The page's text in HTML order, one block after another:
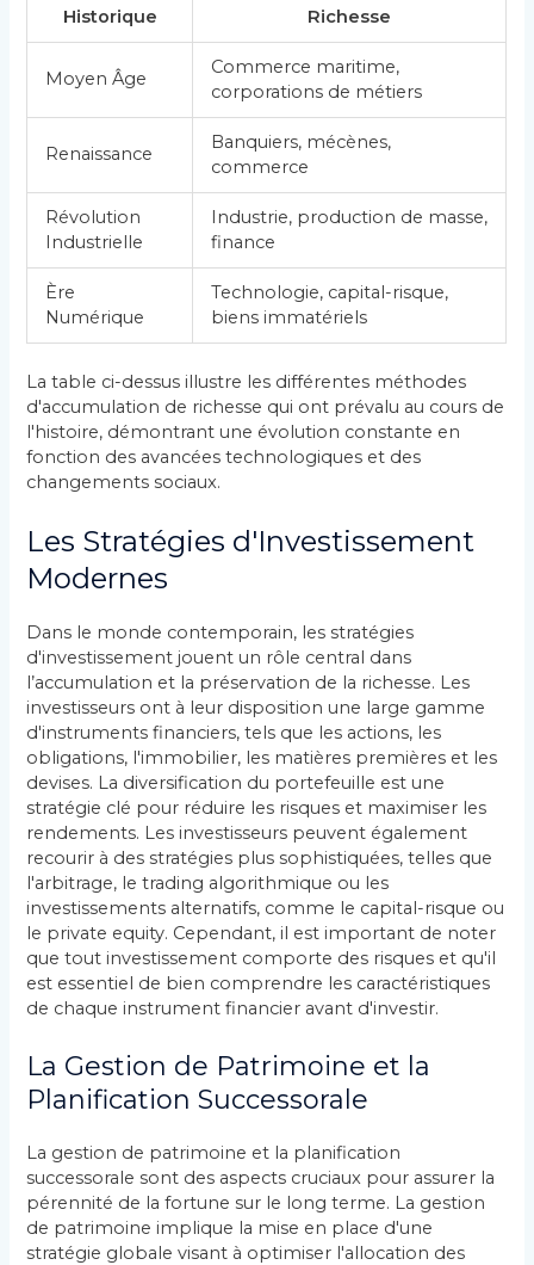
Historique
Richesse
Moyen Âge
Commerce maritime,
corporations de métiers
Renaissance
Banquiers, mécènes,
commerce
Révolution
Industrielle
Industrie, production de masse,
finance
Ère
Numérique
Technologie, capital-risque,
biens immatériels
La table ci-dessus illustre les différentes méthodes
d'accumulation de richesse qui ont prévalu au cours de
l'histoire, démontrant une évolution constante en
fonction des avancées technologiques et des
changements sociaux.
Les Stratégies d'Investissement
Modernes
Dans le monde contemporain, les stratégies
d'investissement jouent un rôle central dans
l’accumulation et la préservation de la richesse. Les
investisseurs ont à leur disposition une large gamme
d'instruments financiers, tels que les actions, les
obligations, l'immobilier, les matières premières et les
devises. La diversification du portefeuille est une
stratégie clé pour réduire les risques et maximiser les
rendements. Les investisseurs peuvent également
recourir à des stratégies plus sophistiquées, telles que
l'arbitrage, le trading algorithmique ou les
investissements alternatifs, comme le capital-risque ou
le private equity. Cependant, il est important de noter
que tout investissement comporte des risques et qu'il
est essentiel de bien comprendre les caractéristiques
de chaque instrument financier avant d'investir.
La Gestion de Patrimoine et la
Planification Successorale
La gestion de patrimoine et la planification
successorale sont des aspects cruciaux pour assurer la
pérennité de la fortune sur le long terme. La gestion
de patrimoine implique la mise en place d'une
stratégie globale visant à optimiser l'allocation des